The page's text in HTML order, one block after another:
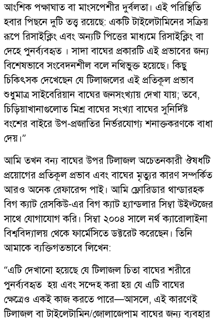
আংশিক পক্ষাঘাত বা মাংসপেশীর দুর্বলতা। এই পরিস্থিতি
হবার পিছনে দুটি তত্ত্ব রয়েছে: একটি টাইলেটামিনের সক্রিয়
রূপে রিসাইক্লিং এবং অন্যটি পিত্তের মাধ্যমে রিসাইক্লিং বা
দেহে পুনর্ব্যবহৃত । সাদা বাঘের প্রকারটি এই প্রভাবের জন্য
বিশেষভাবে সংবেদনশীল বলে নথিভুক্ত হয়েছে। কিছু
চিকিৎসক দেখেছেন যে টিলাজলের এই প্রতিকূল প্রভাব
শুধুমাত্র সাইবেরিয়ান বাঘের জনসংখ্যায় দেখা যায়; তবে,
চিড়িয়াখানাগুলোত মিশ্র বাঘের সংখ্যা বাঘের সুনির্দিষ্ট
বংশের বাইরে উপ-প্রজাতির নির্ভরযোগ্য শনাক্তকরণকে বাধা
দেয়।”
আমি তখন বন্য বাঘের উপর টিলাজল অচেতনকারী ঔষধটি
প্রয়োগের প্রতিকূল প্রভাব এবং বাঘের মৃত্যুর কারণ সম্পর্কিত
আরও অনেক রেফারেন্স পাই। আমি ফ্লোরিডার থান্ডারহক
বিগ ক্যাট রেসকিউ-এর বিগ ক্যাট হ্যান্ডলার সিম্বা উইল্টজের
সাথে যোগাযোগ করি। সিম্বা ২০০৪ সালে নর্থ ক্যারোলাইনা
বিশ্ববিদ্যালয় থেকে ফার্মেসিতে ডক্টরেট করেছেন। তিনি
আমাকে ব্যক্তিগতভাবে লিখেন:
“এটি দেখানো হয়েছে যে টিলাজল চিতা বাঘের শরীরে
পুনর্ব্যবহৃত হয় এবং সন্দেহ করা হয় যে এটি বাঘের
ক্ষেত্রেও একই কাজ করতে পারে—আসলে, এই কারণেই
টিলাজল বা টাইলেটামিন/জোলাজেপাম বাঘের জন্য ব্যবহার